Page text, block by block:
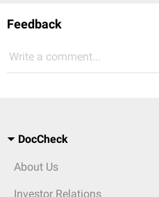
Feedback
Write a comment...
DocCheck
About Us
Investor Relations